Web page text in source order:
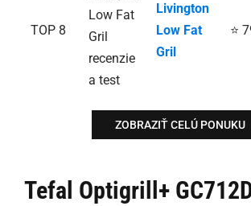
TOP 8
Livington
Low Fat
Gril
⭐
ZOBRAZIŤ CELÚ PONUKU
Tefal Optigrill+